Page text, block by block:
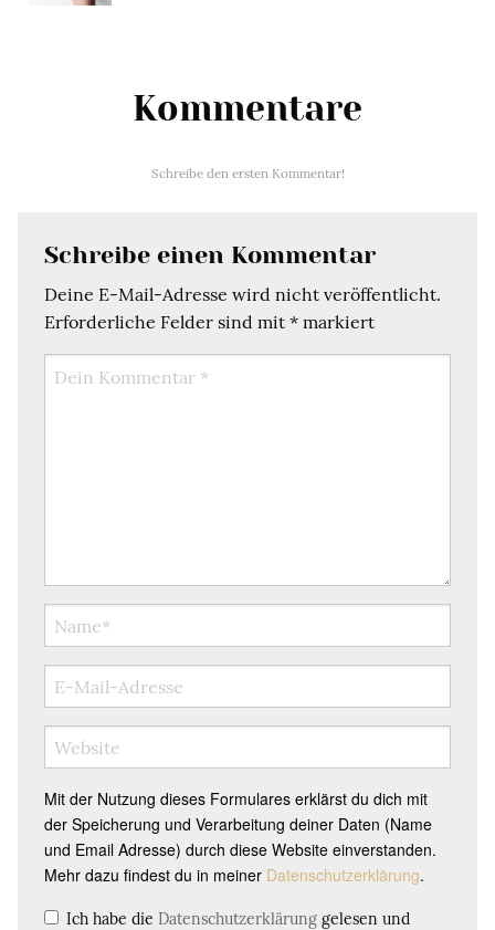
Kommentare
Schreibe den ersten Kommentar!
Schreibe einen Kommentar
Deine E-Mail-Adresse wird nicht veröffentlicht.
Erforderliche Felder sind mit * markiert
Mit der Nutzung dieses Formulares erklärst du dich mit
der Speicherung und Verarbeitung deiner Daten (Name
und Email Adresse) durch diese Website einverstanden.
Mehr dazu findest du in meiner Datenschutzerklärung.
Ich habe die Datenschutzerklärung gelesen und